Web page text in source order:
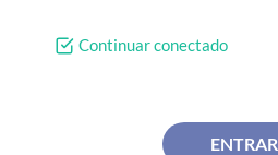
Continuar conectado
ENTRAR